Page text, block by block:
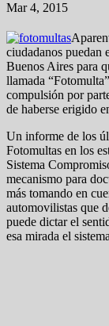
Mar 4, 2015
ciudadanos puedan
Buenos Aires para
llamada
compulsión por
de haberse erigido
Un informe de los
Fotomultas en los
Sistema
mecanismo para
más tomando en
automovilistas que
puede dictar el
esa mirada el